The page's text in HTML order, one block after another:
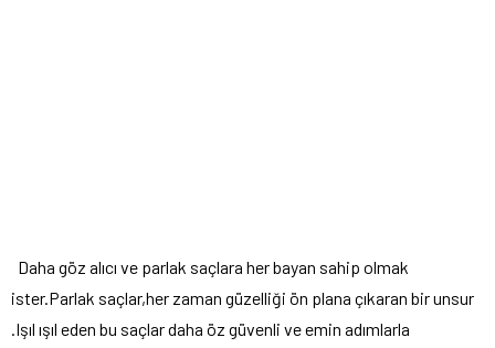
Daha göz alıcı ve parlak saçlara her bayan sahip olmak
ister.Parlak saçlar,her zaman güzelliği ön plana çıkaran bir unsur
.Işıl ışıl eden bu saçlar daha öz güvenli ve emin adımlarla